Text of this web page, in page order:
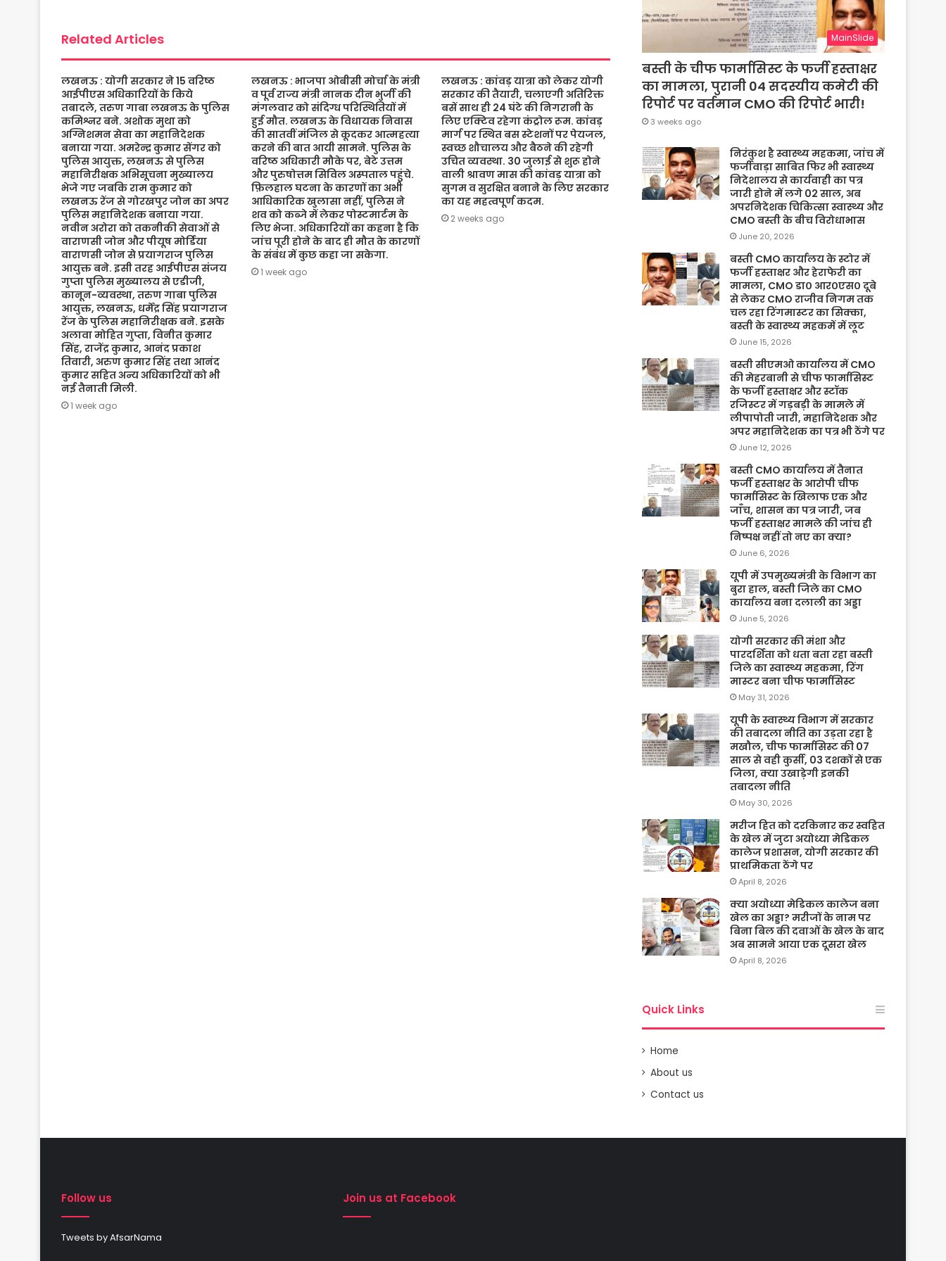
Related Articles
लखनऊ : योगी सरकार ने 15 वरिष्ठ
आईपीएस अधिकारियों के किये
तबादले, तरुण गाबा लखनऊ के पुलिस
कमिश्नर बने. अशोक मुथा को
अग्निशमन सेवा का महानिदेशक
बनाया गया. अमरेन्द्र कुमार सेंगर को
पुलिस आयुक्त, लखनऊ से पुलिस
महानिरीक्षक अभिसूचना मुख्यालय
भेजे गए जबकि राम कुमार को
लखनऊ रेंज से गोरखपुर जोन का अपर
पुलिस महानिदेशक बनाया गया.
नवीन अरोरा को तकनीकी सेवाओं से
वाराणसी जोन और पीयूष मोर्डिया
वाराणसी जोन से प्रयागराज पुलिस
आयुक्त बने. इसी तरह आईपीएस संजय
गुप्ता पुलिस मुख्यालय से एडीजी,
कानून-व्यवस्था, तरुण गाबा पुलिस
आयुक्त, लखनऊ, धर्मेंद्र सिंह प्रयागराज
रेंज के पुलिस महानिरीक्षक बने. इसके
अलावा मोहित गुप्ता, विनीत कुमार
सिंह, राजेंद्र कुमार, आनंद प्रकाश
तिवारी, अरुण कुमार सिंह तथा आनंद
कुमार सहित अन्य अधिकारियों को भी
नई तैनाती मिली.
1 week ago
लखनऊ : भाजपा ओबीसी मोर्चा के मंत्री
व पूर्व राज्य मंत्री नानक दीन भुर्जी की
मंगलवार को संदिग्ध परिस्थितियों में
हुई मौत. लखनऊ के विधायक निवास
की सातवीं मंजिल से कूदकर आत्महत्या
करने की बात आयी सामने. पुलिस के
वरिष्ठ अधिकारी मौके पर, बेटे उत्तम
और पुरुषोत्तम सिविल अस्पताल पहुंचे.
फ़िलहाल घटना के कारणों का अभी
आधिकारिक खुलासा नहीं, पुलिस ने
शव को कब्जे में लेकर पोस्टमार्टम के
लिए भेजा. अधिकारियों का कहना है कि
जांच पूरी होने के बाद ही मौत के कारणों
के संबंध में कुछ कहा जा सकेगा.
1 week ago
लखनऊ : कांवड़ यात्रा को लेकर योगी
सरकार की तैयारी, चलाएगी अतिरिक्त
बसें साथ ही 24 घंटे की निगरानी के
लिए एक्टिव रहेगा कंट्रोल रूम. कांवड़
मार्ग पर स्थित बस स्टेशनों पर पेयजल,
स्वच्छ शौचालय और बैठने की रहेगी
उचित व्यवस्था. 30 जुलाई से शुरू होने
वाली श्रावण मास की कांवड़ यात्रा को
सुगम व सुरक्षित बनाने के लिए सरकार
का यह महत्वपूर्ण कदम.
2 weeks ago
MainSlide
बस्ती के चीफ फार्मासिस्ट के फर्जी हस्ताक्षर
का मामला, पुरानी 04 सदस्यीय कमेटी की
रिपोर्ट पर वर्तमान CMO की रिपोर्ट भारी!
3 weeks ago
निरंकुश है स्वास्थ्य महकमा, जांच में
फर्जीवाड़ा साबित फिर भी स्वास्थ्य
निदेशालय से कार्यवाही का पत्र
जारी होने में लगे 02 साल, अब
अपरनिदेशक चिकित्सा स्वास्थ्य और
CMO बस्ती के बीच विरोधाभास
June 20, 2026
बस्ती CMO कार्यालय के स्टोर में
फर्जी हस्ताक्षर और हेराफेरी का
मामला, CMO डा० आर०एस० दूबे
से लेकर CMO राजीव निगम तक
चल रहा रिंगमास्टर का सिक्का,
बस्ती के स्वास्थ्य महकमें में लूट
June 15, 2026
बस्ती सीएमओ कार्यालय में CMO
की मेहरबानी से चीफ फार्मासिस्ट
के फर्जी हस्ताक्षर और स्टॉक
रजिस्टर में गड़बड़ी के मामले में
लीपापोती जारी, महानिदेशक और
अपर महानिदेशक का पत्र भी ठेंगे पर
June 12, 2026
बस्ती CMO कार्यालय में तैनात
फर्जी हस्ताक्षर के आरोपी चीफ
फार्मासिस्ट के खिलाफ एक और
जाँच, शासन का पत्र जारी, जब
फर्जी हस्ताक्षर मामले की जांच ही
निष्पक्ष नहीं तो नए का क्या?
June 6, 2026
यूपी में उपमुख्यमंत्री के विभाग का
बुरा हाल, बस्ती जिले का CMO
कार्यालय बना दलाली का अड्डा
June 5, 2026
योगी सरकार की मंशा और
पारदर्शिता को धता बता रहा बस्ती
जिले का स्वास्थ्य महकमा, रिंग
मास्टर बना चीफ फार्मासिस्ट
May 31, 2026
यूपी के स्वास्थ्य विभाग में सरकार
की तबादला नीति का उड़ता रहा है
मखौल, चीफ फार्मासिस्ट की 07
साल से वही कुर्सी, 03 दशकों से एक
जिला, क्या उखाड़ेगी इनकी
तबादला नीति
May 30, 2026
मरीज हित को दरकिनार कर स्वहित
के खेल में जुटा अयोध्या मेडिकल
कालेज प्रशासन, योगी सरकार की
प्राथमिकता ठेंगे पर
April 8, 2026
क्या अयोध्या मेडिकल कालेज बना
खेल का अड्डा? मरीजों के नाम पर
बिना बिल की दवाओं के खेल के बाद
अब सामने आया एक दूसरा खेल
April 8, 2026
Quick Links
Home
About us
Contact us
Follow us
Tweets by AfsarNama
Join us at Facebook